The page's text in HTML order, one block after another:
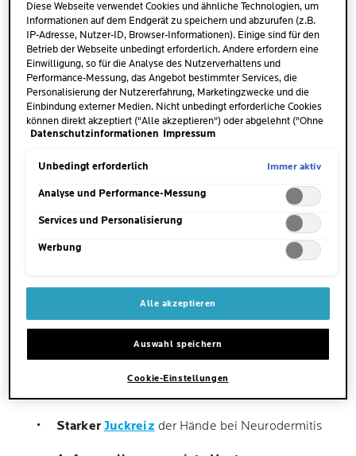
Schadstoffe sowie Mikroorganismen können leichter
eindringen. Der Neurodermitis-Ausschlag an der
Hand äußert sich zwar von Mensch zu Mensch
unterschiedlich, tritt aber meist am Handrücken, an
den Handinnenflächen, entlang der Finger und im
Bereich der empfindlichen Fingerspitzen auf.
Zu den typischen Symptomen einer
Neurodermitis an der Hand zählen:
Hautrötungen
Hautschutzbarriere reagiert
Extreme Trockenheit, wodurch sich Risse und
Einschnitte bilden
Nässende Stellen sowie Bläschen
Starker Juckreiz der Hände bei Neurodermitis
Diese Webseite verwendet Cookies und ähnliche Technologien, um
Informationen auf dem Endgerät zu speichern und abzurufen (z.B.
IP-Adresse, Nutzer-ID, Browser-Informationen). Einige sind für den
Betrieb der Webseite unbedingt erforderlich. Andere erfordern eine
Einwilligung, so für die Analyse des Nutzerverhaltens und
Performance-Messung, das Angebot bestimmter Services, die
Personalisierung der Nutzererfahrung, Marketingzwecke und die
Einbindung externer Medien. Nicht unbedingt erforderliche Cookies
können direkt akzeptiert ("Alle akzeptieren") oder abgelehnt ("Ohne
Einwilligung fortfahren") werden. Individuelle Anpassungen der
speichern"). Die Auswahl kann jederzeit unter dem Link "Cookie-
unsere Datenschutzinformationen.
Datenschutzinformationen Impressum
Unbedingt erforderlich Immer aktiv
Analyse und Performance-Messung
Services und Personalisierung
Werbung
Alle akzeptieren
Auswahl speichern
Cookie-Einstellungen